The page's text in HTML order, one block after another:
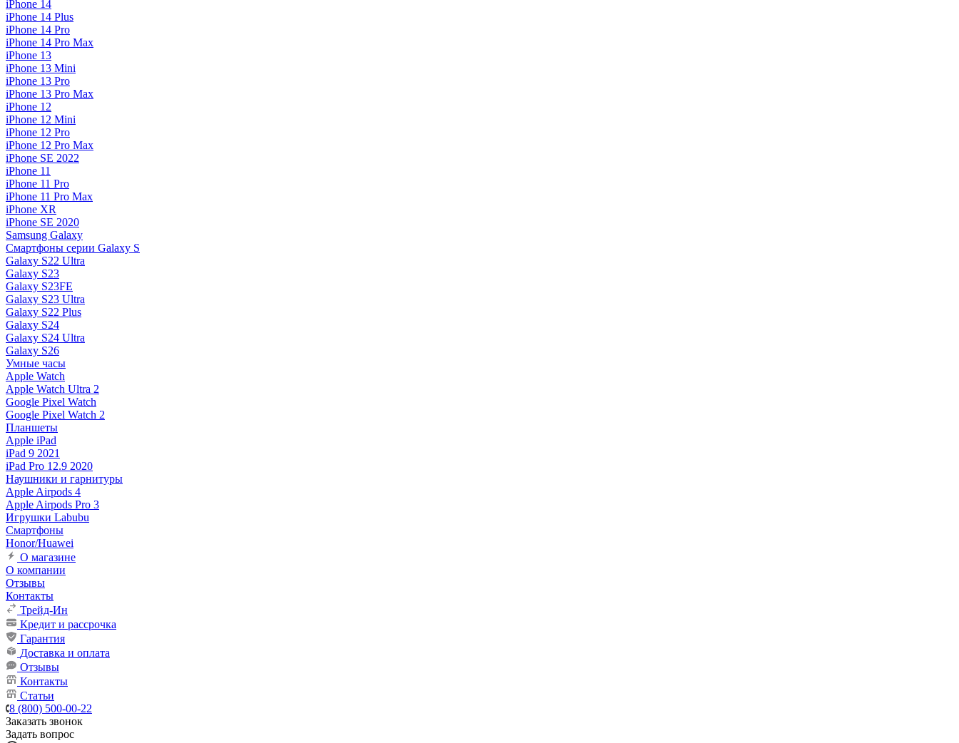
iPhone 14
iPhone 14 Plus
iPhone 14 Pro
iPhone 14 Pro Max
iPhone 13
iPhone 13 Mini
iPhone 13 Pro
iPhone 13 Pro Max
iPhone 12
iPhone 12 Mini
iPhone 12 Pro
iPhone 12 Pro Max
iPhone SE 2022
iPhone 11
iPhone 11 Pro
iPhone 11 Pro Max
iPhone XR
iPhone SE 2020
Samsung Galaxy
Смартфоны серии Galaxy S
Galaxy S22 Ultra
Galaxy S23
Galaxy S23FE
Galaxy S23 Ultra
Galaxy S22 Plus
Galaxy S24
Galaxy S24 Ultra
Galaxy S26
Умные часы
Apple Watch
Apple Watch Ultra 2
Google Pixel Watch
Google Pixel Watch 2
Планшеты
Apple iPad
iPad 9 2021
iPad Pro 12.9 2020
Наушники и гарнитуры
Apple Airpods 4
Apple Airpods Pro 3
Игрушки Labubu
Смартфоны
Honor/Huawei
О магазине
О компании
Отзывы
Контакты
Трейд-Ин
Кредит и рассрочка
Гарантия
Доставка и оплата
Отзывы
Контакты
Статьи
8 (800) 500-00-22
Заказать звонок
Задать вопрос